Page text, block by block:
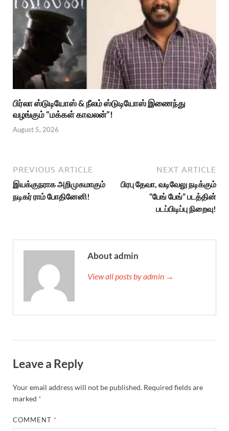
பிர்லா ஸ்டுடியோஸ் & நீலம் ஸ்டுடியோஸ் இணைந்து
வழங்கும் “மக்கள் காவலன்”!
August 5, 2026
PREVIOUS ARTICLE
இயக்குநராக அறிமுகமாகும்
நடிகர் ராம் போதினேனி!
NEXT ARTICLE
பிரபு தேவா, வடிவேலு நடிக்கும்
“பேங் பேங்” படத்தின்
படப்பிடிப்பு நிறைவு!
About admin
View all posts by admin →
Leave a Reply
Your email address will not be published. Required fields are
marked *
COMMENT *